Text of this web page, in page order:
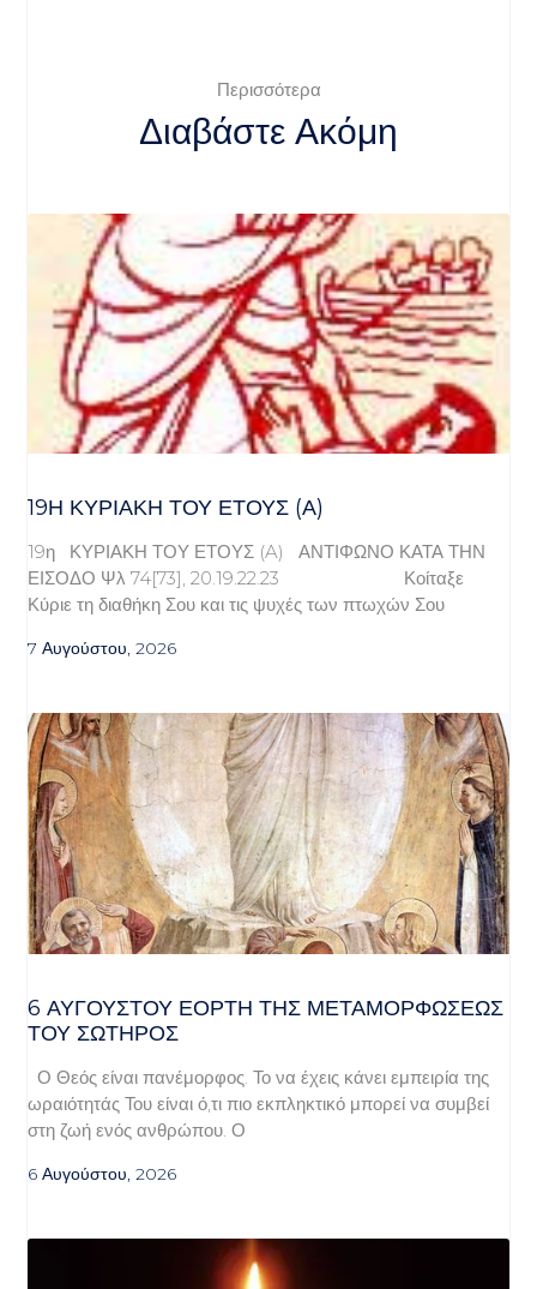
Περισσότερα
Διαβάστε Ακόμη
19Η ΚΥΡΙΑΚΉ ΤΟΥ ΈΤΟΥΣ (Α)
19η ΚΥΡΙΑΚΗ ΤΟΥ ΕΤΟΥΣ (A) ΑΝΤΙΦΩΝΟ ΚΑΤΑ ΤΗΝ
ΕΙΣΟΔΟ Ψλ 74[73], 20.19.22.23 Κοίταξε
Κύριε τη διαθήκη Σου και τις ψυχές των πτωχών Σου
7 Αυγούστου, 2026
6 ΑΥΓΟΥΣΤΟΥ ΕΟΡΤΗ ΤΗΣ ΜΕΤΑΜΟΡΦΩΣΕΩΣ
ΤΟΥ ΣΩΤΗΡΟΣ
Ο Θεός είναι πανέμορφος. Το να έχεις κάνει εμπειρία της
ωραιότητάς Του είναι ό,τι πιο εκπληκτικό μπορεί να συμβεί
στη ζωή ενός ανθρώπου. Ο
6 Αυγούστου, 2026